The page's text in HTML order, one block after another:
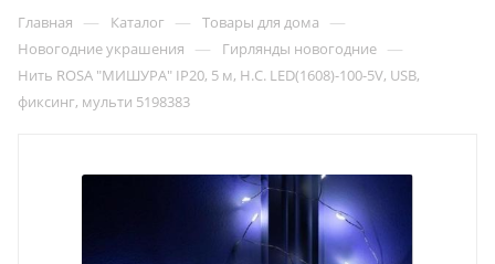
Главная — Каталог — Товары для дома —
Новогодние украшения — Гирлянды новогодние —
Нить ROSA "МИШУРА" IP20, 5 м, Н.С. LED(1608)-100-5V, USB,
фиксинг, мульти 5198383